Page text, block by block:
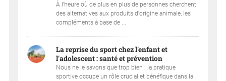
À l'heure où de plus en plus de personnes cherchent
des alternatives aux produits d'origine animale, les
compléments à base de ...
La reprise du sport chez l'enfant et
l'adolescent : santé et prévention
Nous ne le savons que trop bien : la pratique
sportive occupe un rôle crucial et bénéfique dans la